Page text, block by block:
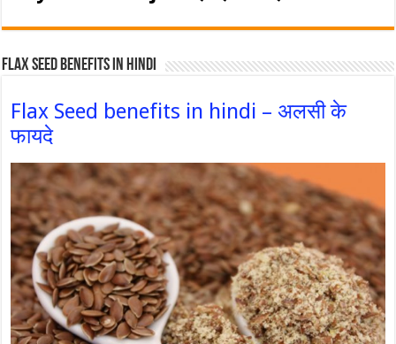
Flax Seed Benefits in hindi
Flax Seed benefits in hindi – अलसी के
फायदे